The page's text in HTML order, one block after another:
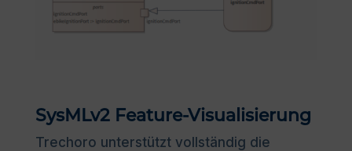
SysMLv2 Feature-Visualisierung
Trechoro unterstützt vollständig die